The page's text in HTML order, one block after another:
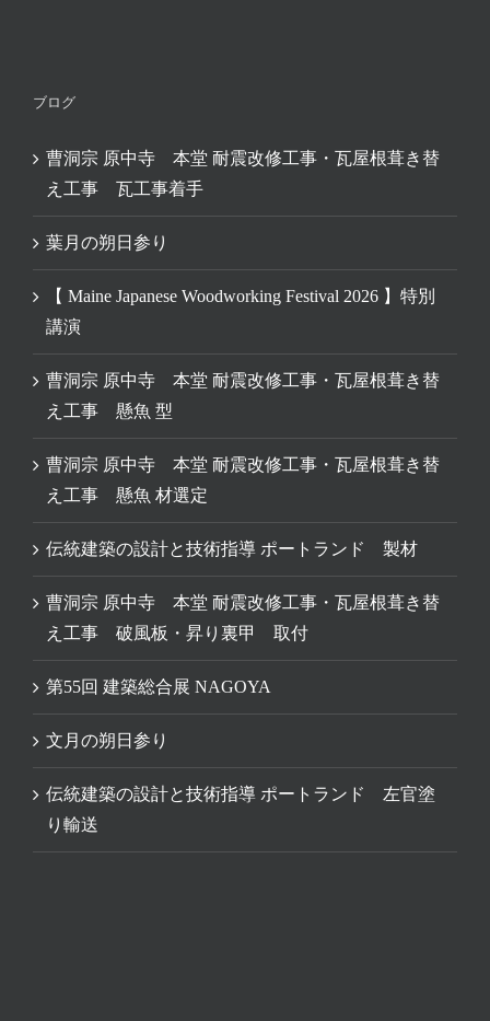
ブログ
曹洞宗 原中寺 本堂 耐震改修工事・瓦屋根葺き替
え工事 瓦工事着手
葉月の朔日参り
【 Maine Japanese Woodworking Festival 2026 】特別
講演
曹洞宗 原中寺 本堂 耐震改修工事・瓦屋根葺き替
え工事 懸魚 型
曹洞宗 原中寺 本堂 耐震改修工事・瓦屋根葺き替
え工事 懸魚 材選定
伝統建築の設計と技術指導 ポートランド 製材
曹洞宗 原中寺 本堂 耐震改修工事・瓦屋根葺き替
え工事 破風板・昇り裏甲 取付
第55回 建築総合展 NAGOYA
文月の朔日参り
伝統建築の設計と技術指導 ポートランド 左官塗
り輸送